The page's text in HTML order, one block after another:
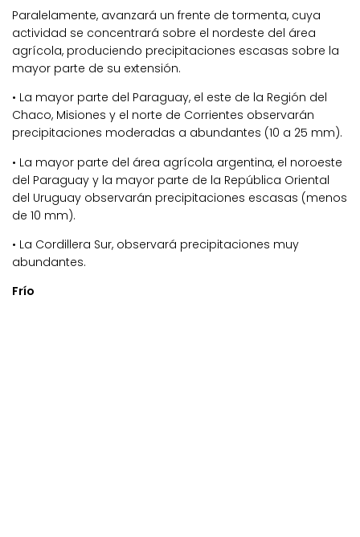
Paralelamente, avanzará un frente de tormenta, cuya
actividad se concentrará sobre el nordeste del área
agrícola, produciendo precipitaciones escasas sobre la
mayor parte de su extensión.
• La mayor parte del Paraguay, el este de la Región del
Chaco, Misiones y el norte de Corrientes observarán
precipitaciones moderadas a abundantes (10 a 25 mm).
• La mayor parte del área agrícola argentina, el noroeste
del Paraguay y la mayor parte de la República Oriental
del Uruguay observarán precipitaciones escasas (menos
de 10 mm).
• La Cordillera Sur, observará precipitaciones muy
abundantes.
Frío